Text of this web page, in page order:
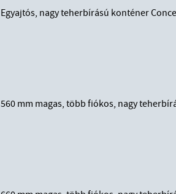
Egyajtós, nagy teherbírású konténer
560 mm magas, több fiókos, nagy